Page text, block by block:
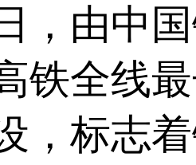
由中国
铁全线
，标志